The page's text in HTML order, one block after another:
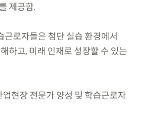
제공함.
로자들은 첨단 실습 환경에서
하고, 미래 인재로 성장할 수 있는
현장 전문가 양성 및 학습근로자